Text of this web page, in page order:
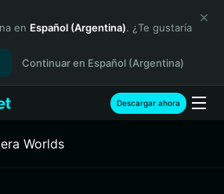
en Español (Argentina). ¿Te gustaría
Continuar en Español (Argentina)
Descargar ahora
Worlds